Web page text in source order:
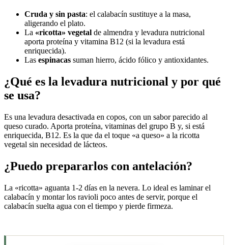
Cruda y sin pasta: el calabacín sustituye a la masa,
aligerando el plato.
La «ricotta» vegetal de almendra y levadura nutricional
aporta proteína y vitamina B12 (si la levadura está
enriquecida).
Las espinacas suman hierro, ácido fólico y antioxidantes.
¿Qué es la levadura nutricional y por qué
se usa?
Es una levadura desactivada en copos, con un sabor parecido al
queso curado. Aporta proteína, vitaminas del grupo B y, si está
enriquecida, B12. Es la que da el toque «a queso» a la ricotta
vegetal sin necesidad de lácteos.
¿Puedo prepararlos con antelación?
La «ricotta» aguanta 1-2 días en la nevera. Lo ideal es laminar el
calabacín y montar los ravioli poco antes de servir, porque el
calabacín suelta agua con el tiempo y pierde firmeza.